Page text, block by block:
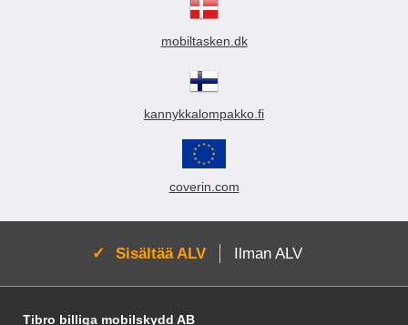
mobiltasken.dk
kannykkalompakko.fi
coverin.com
Aktivoi:
Sisältää ALV Ilman ALV
Alatunnisteen sisältö Sekalaista tietoa ja
Tibro billiga mobilskydd AB